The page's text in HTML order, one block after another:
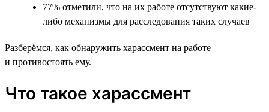
77% отметили, что на их работе отсутствуют какие-
либо механизмы для расследования таких случаев
Разберёмся, как обнаружить харассмент на работе
и противостоять ему.
Что такое харассмент